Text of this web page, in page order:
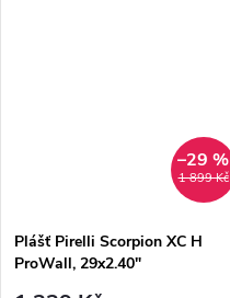
1 899 Kč
–29 %
Plášť Pirelli Scorpion XC H
ProWall, 29x2.40"